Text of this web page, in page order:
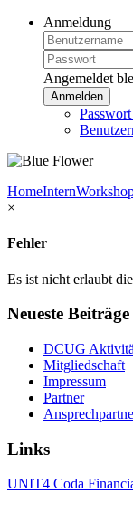
Anmeldung
Angemeldet
Anmelden
HomeIntern
×
Fehler
Es ist nicht erlaubt
Neueste Beiträge
DCUG
Mitgliedschaft
Impressum
Partner
Links
UNIT4 Coda